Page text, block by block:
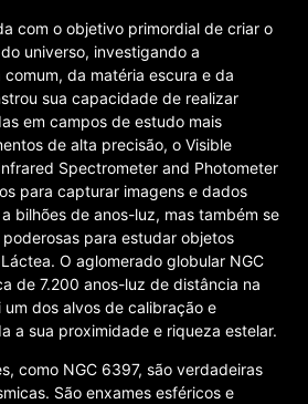
com o objetivo primordial de criar o
universo, investigando a
da matéria escura e da
sua capacidade de realizar
em campos de estudo mais
de alta precisão, o Visible
Spectrometer and Photometer
para capturar imagens e dados
bilhões de anos-luz, mas também se
para estudar objetos
O aglomerado globular NGC
de 7.200 anos-luz de distância na
dos alvos de calibração e
a sua proximidade e riqueza estelar.
como NGC 6397, são verdadeiras
São enxames esféricos e